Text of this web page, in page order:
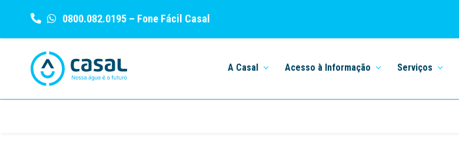
content
0800.082.0195 – Fone Fácil Casal
A Casal Acesso à Informação Serviços